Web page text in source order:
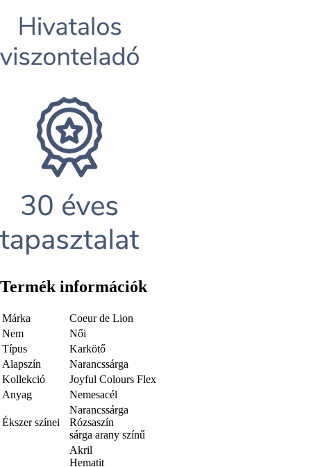
Termék információk
Márka
Coeur de Lion
Nem
Női
Típus
Karkötő
Alapszín
Narancssárga
Kollekció
Joyful Colours Flex
Anyag
Nemesacél
Ékszer színei
Narancssárga
Rózsaszín
sárga arany színű
Akril
Hematit